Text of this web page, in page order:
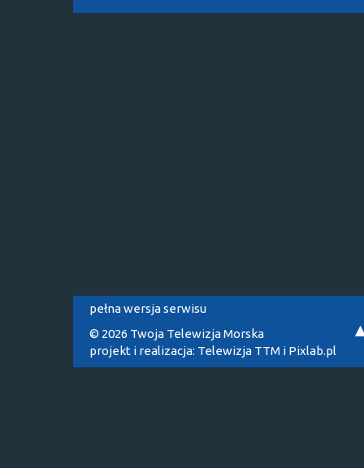
pełna wersja serwisu
© 2026 Twoja Telewizja Morska
projekt i realizacja: Telewizja TTM i Pixlab.pl